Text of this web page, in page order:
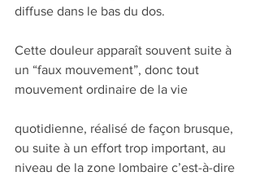
diffuse dans le bas du dos.
Cette douleur apparaît souvent suite à
un “faux mouvement”, donc tout
mouvement ordinaire de la vie
quotidienne, réalisé de façon brusque,
ou suite à un effort trop important, au
niveau de la zone lombaire c’est-à-dire